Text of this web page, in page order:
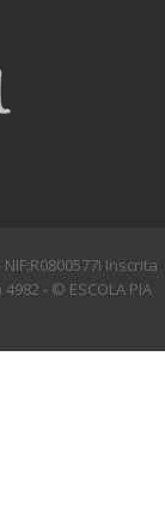
Inscrita
- © ESCOLA PIA